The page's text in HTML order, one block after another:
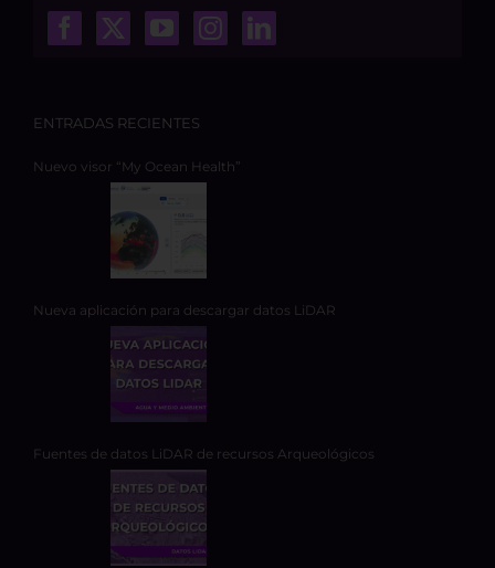
ENTRADAS RECIENTES
Nuevo visor “My Ocean Health”
Nueva aplicación para descargar datos LiDAR
Fuentes de datos LiDAR de recursos Arqueológicos